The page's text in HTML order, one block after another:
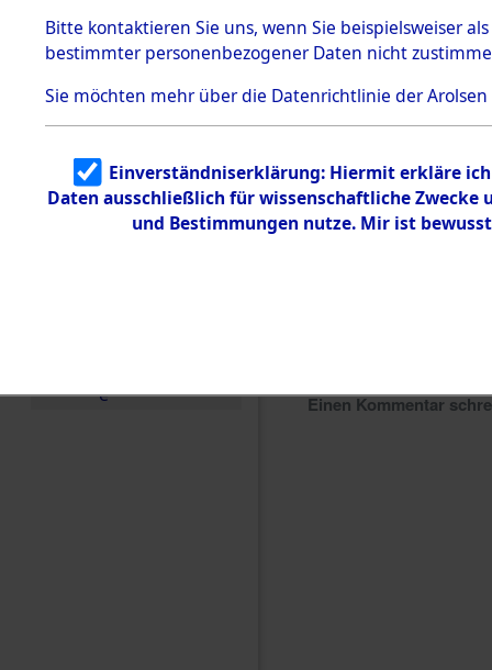
5.3.1 Alliierte
Erhebungen
zu
Todesmärsch
en
5.3.2
Identifizierun
5.3.3
Todesmärsch
e Einen Kommentar
Bitte kontaktieren Sie uns, wenn Sie beispielsweiser
bestimmter personenbezogener Daten nicht
Sie möchten mehr über die Datenrichtlinie der Arolsen
Einverständniserklärung: Hiermit erkläre
Daten ausschließlich für wissenschaftliche
und Bestimmungen nutze. Mir ist